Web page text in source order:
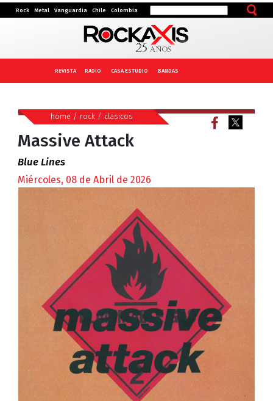
Rock Metal Vanguardia Chile Colombia
REVISTA RADIO CASA ESTUDIO BANDAS
home / rock / clasicos
Massive Attack
Blue Lines
Miércoles, 08 de Abril de 2026